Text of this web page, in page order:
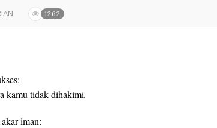
1262
kamu tidak dihakimi.
iman: